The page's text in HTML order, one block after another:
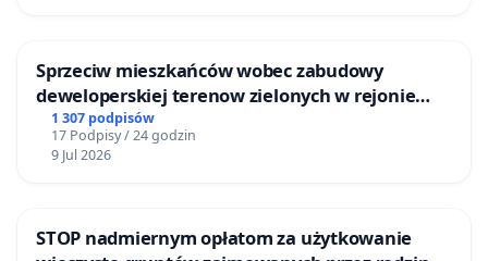
Sprzeciw mieszkańców wobec zabudowy
deweloperskiej terenow zielonych w rejonie
Bulwarów Straceńskich w Bielsku-Białej
1 307 podpisów
17 Podpisy / 24 godzin
9 Jul 2026
STOP nadmiernym opłatom za użytkowanie